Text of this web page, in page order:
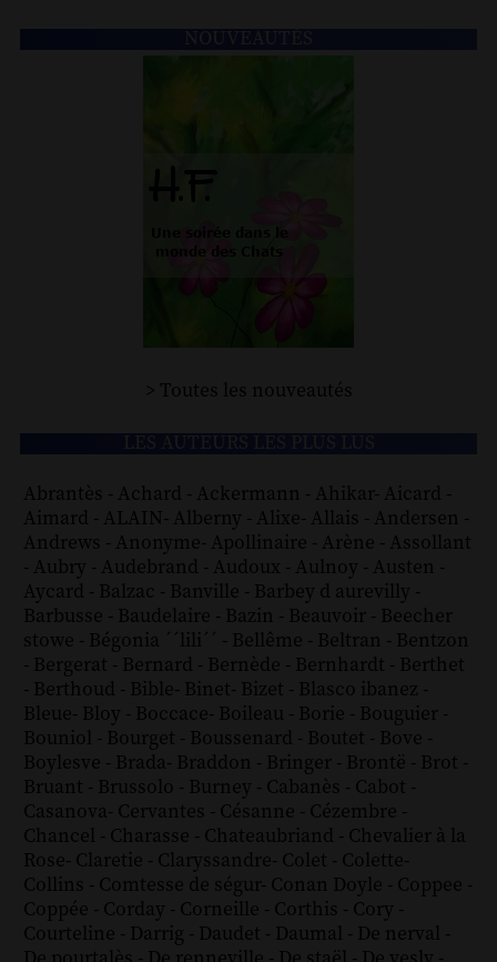
> Toutes les nouveautés
Abrantès - Achard - Ackermann - Ahikar- Aicard -
Aimard - ALAIN- Alberny - Alixe- Allais - Andersen -
Andrews - Anonyme- Apollinaire - Arène - Assollant
- Aubry - Audebrand - Audoux - Aulnoy - Austen -
Aycard - Balzac - Banville - Barbey d aurevilly -
Barbusse - Baudelaire - Bazin - Beauvoir - Beecher
stowe - Bégonia ´´lili´´ - Bellême - Beltran - Bentzon
- Bergerat - Bernard - Bernède - Bernhardt - Berthet
- Berthoud - Bible- Binet- Bizet - Blasco ibanez -
Bleue- Bloy - Boccace- Boileau - Borie - Bouguier -
Bouniol - Bourget - Boussenard - Boutet - Bove -
Boylesve - Brada- Braddon - Bringer - Brontë - Brot -
Bruant - Brussolo - Burney - Cabanès - Cabot -
Casanova- Cervantes - Césanne - Cézembre -
Chancel - Charasse - Chateaubriand - Chevalier à la
Rose- Claretie - Claryssandre- Colet - Colette-
Collins - Comtesse de ségur- Conan Doyle - Coppee -
Coppée - Corday - Corneille - Corthis - Cory -
Courteline - Darrig - Daudet - Daumal - De nerval -